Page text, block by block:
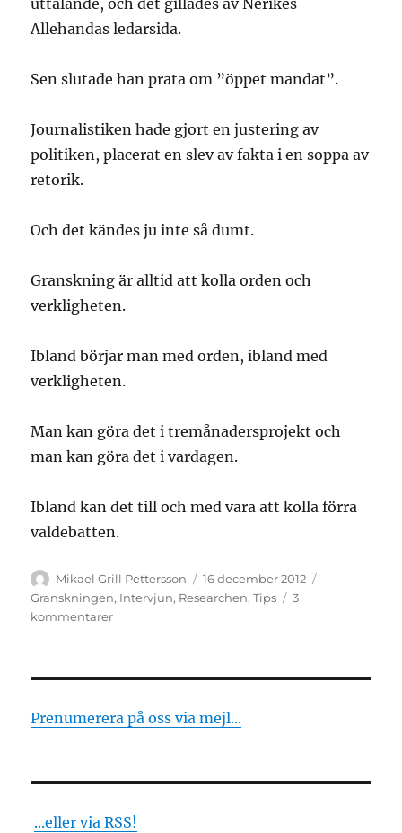
uttalande, och det gillades av Nerikes
Allehandas ledarsida.
Sen slutade han prata om ”öppet mandat”.
Journalistiken hade gjort en justering av
politiken, placerat en slev av fakta i en soppa av
retorik.
Och det kändes ju inte så dumt.
Granskning är alltid att kolla orden och
verkligheten.
Ibland börjar man med orden, ibland med
verkligheten.
Man kan göra det i tremånadersprojekt och
man kan göra det i vardagen.
Ibland kan det till och med vara att kolla förra
valdebatten.
Författare
Mikael Grill Pettersson
Publicerat
den
16 december 2012
Granskningen, Intervjun, Researchen,Tips
3
kommentarertill
Prenumerera på oss via mejl...
...eller via RSS!